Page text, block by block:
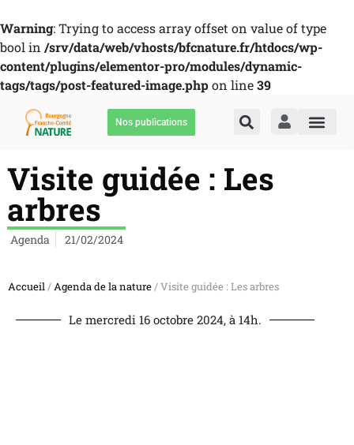
Warning: Trying to access array offset on value of type
bool in /srv/data/web/vhosts/bfcnature.fr/htdocs/wp-
content/plugins/elementor-pro/modules/dynamic-
tags/tags/post-featured-image.phpon line39
Nos publications
Visite guidée : Les
arbres
Agenda 21/02/2024
Accueil/Agenda de la nature/ Visite guidée : Les arbres
Le mercredi 16 octobre 2024, à 14h.